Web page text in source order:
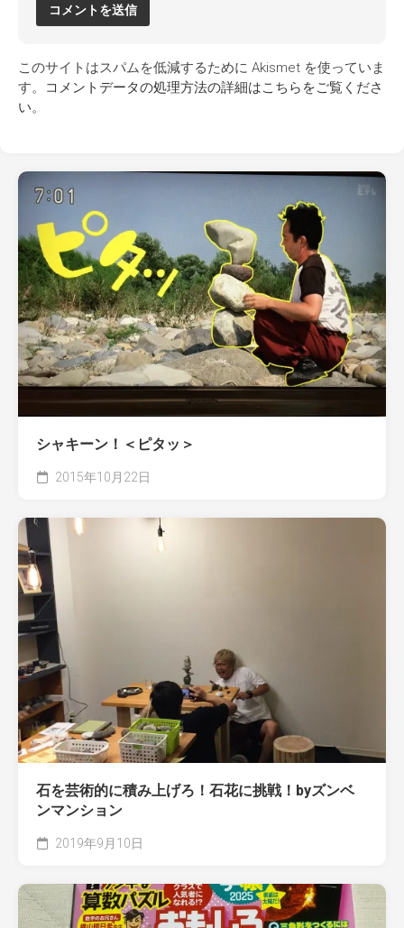
このサイトはスパムを低減するために Akismet を使っていま
す。
コメントデータの処理方法の詳細はこちらをご覧くださ
い。
シャキーン！＜ピタッ＞
2015年10月22日
石を芸術的に積み上げろ！石花に挑戦！byズンベ
ンマンション
2019年9月10日